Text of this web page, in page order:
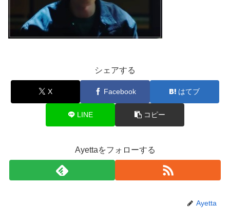
シェアする
X Facebook はてブ
LINE コピー
Ayettaをフォローする
Ayetta